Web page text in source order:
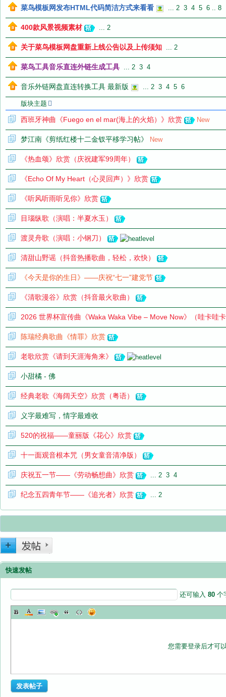
画
网
菜鸟模板网发布HTML代码简洁方式来看看 ... 2 3 4 5 6 .. 8
400款风景视频素材 ... 2
关于菜鸟模板网盘重新上线公告以及上传须知 ... 2
菜鸟工具音乐直连外链生成工具 ... 2 3 4
音乐外链网盘直连转换工具 最新版 ... 2 3 4 5 6
版块主题
西班牙神曲《Fuego en el mar(海上的火焰）》欣赏 New
梦江南《剪纸红楼十二金钗平移学习帖》 New
《热血颂》欣赏（庆祝建军99周年）
《Echo Of My Heart（心灵回声）》欣赏
《听风听雨听见你》欣赏
目瑙纵歌（演唱：半夏水玉）
渡灵舟歌（演唱：小钢刀）
清甜山野谣（抖音热播歌曲，轻松，欢快）
《今天是你的生日》——庆祝“七一”建党节
《清歌漫谷》欣赏（抖音最火歌曲）
2026 世界杯宣传曲《Waka Waka Vibe – Move Now》（哇卡哇
陈瑞经典歌曲《情罪》欣赏
老歌欣赏《请到天涯海角来》
小甜橘 - 佛
经典老歌《海阔天空》欣赏（粤语）
义字最难写，情字最难收
520的祝福——童丽版《花心》欣赏
十一面观音根本咒（男女童音清净版）
庆祝五一节——《劳动畅想曲》欣赏 ... 2 3 4
纪念五四青年节——《追光者》欣赏 ... 2
快速发帖
还可输入 80 个
您需要登录后才可
发表帖子